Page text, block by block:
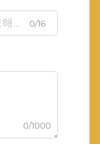
0/16
0/1000